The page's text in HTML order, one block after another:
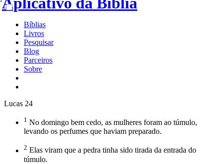
Bíblias
Livros
Pesquisar
Blog
Parceiros
Sobre
Lucas 24
1 No domingo bem cedo, as mulheres foram ao túmulo,
levando os perfumes que haviam preparado.
2 Elas viram que a pedra tinha sido tirada da entrada do
túmulo.